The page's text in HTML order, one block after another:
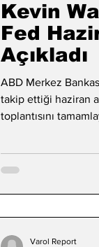
Kevin
Fed
Açıkladı
ABD Merkez
takip ettiği haziran
toplantısını
Varol Report